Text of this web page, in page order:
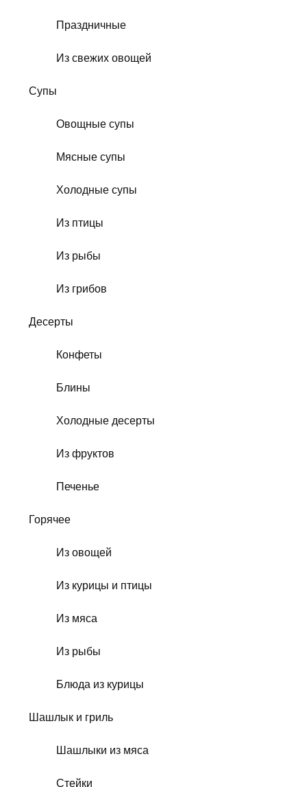
Праздничные
Из свежих овощей
Супы
Овощные супы
Мясные супы
Холодные супы
Из птицы
Из рыбы
Из грибов
Десерты
Конфеты
Блины
Холодные десерты
Из фруктов
Печенье
Горячее
Из овощей
Из курицы и птицы
Из мяса
Из рыбы
Блюда из курицы
Шашлык и гриль
Шашлыки из мяса
Стейки